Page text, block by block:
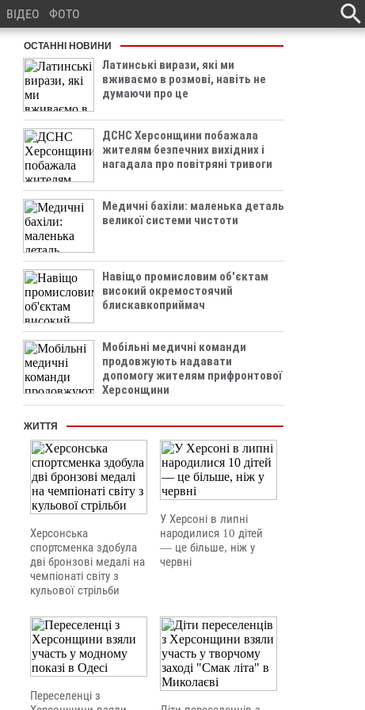
ВІДЕО ФОТО
ОСТАННІ НОВИНИ
Латинські вирази, які ми
вживаємо в розмові, навіть не
думаючи про це
ДСНС Херсонщини побажала
жителям безпечних вихідних і
нагадала про повітряні тривоги
Медичні бахіли: маленька деталь
великої системи чистоти
Навіщо промисловим об'єктам
високий окремостоячий
блискавкоприймач
Мобільні медичні команди
продовжують надавати
допомогу жителям прифронтової
Херсонщини
ЖИТТЯ
Херсонська
спортсменка здобула
дві бронзові медалі на
чемпіонаті світу з
кульової стрільби
У Херсоні в липні
народилися 10 дітей
— це більше, ніж у
червні
Переселенці з